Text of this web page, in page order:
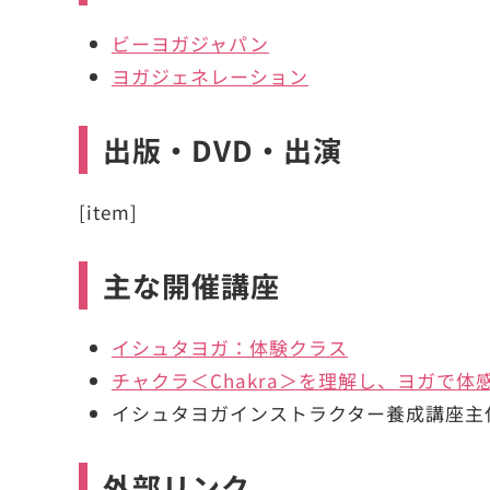
ビーヨガジャパン
ヨガジェネレーション
出版・DVD・出演
[item]
主な開催講座
イシュタヨガ：体験クラス
チャクラ＜Chakra＞を理解し、ヨガで体
イシュタヨガインストラクター養成講座主